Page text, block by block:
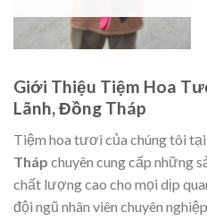
Giới Thiệu Tiệm Hoa
Lãnh, Đồng Tháp
Tiệm hoa tươi của chúng tôi tại
Tháp chuyên cung cấp những
chất lượng cao cho mọi dịp
đội ngũ nhân viên chuyên